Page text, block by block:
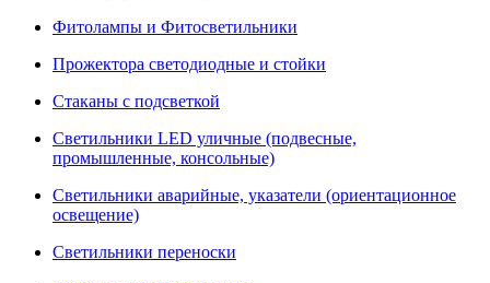
Фитолампы и Фитосветильники
Прожектора светодиодные и стойки
Стаканы с подсветкой
Светильники LED уличные (подвесные,
промышленные, консольные)
Светильники аварийные, указатели (ориентационное
освещение)
Светильники переноски